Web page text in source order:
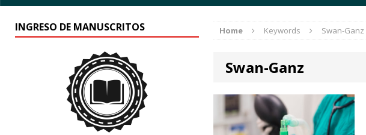
Home Keywords Swan-Ganz
Swan-Ganz
INGRESO DE MANUSCRITOS